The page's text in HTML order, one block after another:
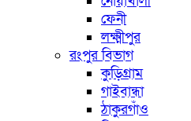
ফেনী
লক্ষ্মীপুর
রংপুর বিভাগ
কুড়িগ্রাম
গাইবান্ধা
ঠাকুরগাঁও